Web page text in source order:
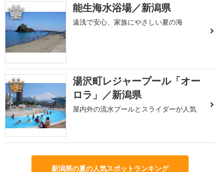
2 能生海水浴場／新潟県
遠浅で安心、家族にやさしい夏の海
3
湯沢町レジャープール「オー
ロラ」／新潟県
屋内外の流水プールとスライダーが人気
新潟県の夏の人気スポットランキング